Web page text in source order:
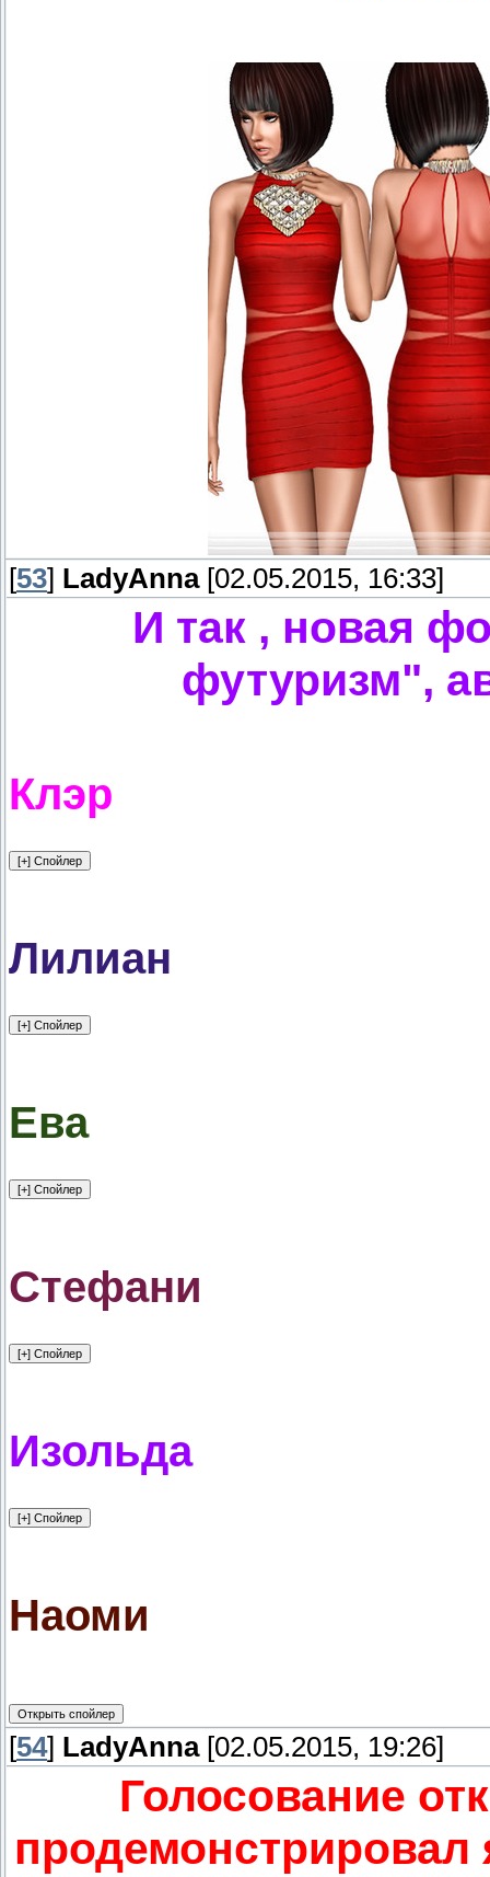
[53] LadyAnna[02.05.2015, 16:33]
И так , новая
футуризм",
Клэр
Лилиан
Ева
Стефани
Изольда
Наоми
[54] LadyAnna[02.05.2015, 19:26]
Голосование
продемонстрировал